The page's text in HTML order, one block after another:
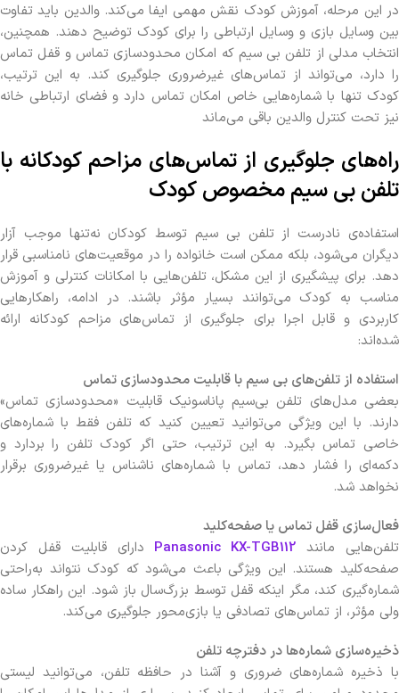
در این مرحله، آموزش کودک نقش مهمی ایفا می‌کند. والدین باید تفاوت
بین وسایل بازی و وسایل ارتباطی را برای کودک توضیح دهند. همچنین،
انتخاب مدلی از تلفن بی‌ سیم که امکان محدودسازی تماس و قفل تماس
را دارد، می‌تواند از تماس‌های غیرضروری جلوگیری کند. به این ترتیب،
کودک تنها با شماره‌هایی خاص امکان تماس دارد و فضای ارتباطی خانه
نیز تحت کنترل والدین باقی می‌ماند
راه‌های جلوگیری از تماس‌های مزاحم کودکانه با
تلفن بی سیم مخصوص کودک
استفاده‌ی نادرست از تلفن بی‌ سیم توسط کودکان نه‌تنها موجب آزار
دیگران می‌شود، بلکه ممکن است خانواده را در موقعیت‌های نامناسبی قرار
دهد. برای پیشگیری از این مشکل، تلفن‌هایی با امکانات کنترلی و آموزش
مناسب به کودک می‌توانند بسیار مؤثر باشند. در ادامه، راهکارهایی
کاربردی و قابل اجرا برای جلوگیری از تماس‌های مزاحم کودکانه ارائه
شده‌اند:
استفاده از تلفن‌های بی سیم با قابلیت محدودسازی تماس
بعضی مدل‌های تلفن بی‌سیم پاناسونیک قابلیت «محدودسازی تماس»
دارند. با این ویژگی می‌توانید تعیین کنید که تلفن فقط با شماره‌های
خاصی تماس بگیرد. به این ترتیب، حتی اگر کودک تلفن را بردارد و
دکمه‌ای را فشار دهد، تماس با شماره‌های ناشناس یا غیرضروری برقرار
نخواهد شد.
فعال‌سازی قفل تماس یا صفحه‌کلید
تلفن‌هایی مانند Panasonic KX-TGB112 دارای قابلیت قفل کردن
صفحه‌کلید هستند. این ویژگی باعث می‌شود که کودک نتواند به‌راحتی
شماره‌گیری کند، مگر اینکه قفل توسط بزرگ‌سال باز شود. این راهکار ساده
ولی مؤثر، از تماس‌های تصادفی یا بازی‌محور جلوگیری می‌کند.
ذخیره‌سازی شماره‌ها در دفترچه تلفن
با ذخیره شماره‌های ضروری و آشنا در حافظه تلفن، می‌توانید لیستی